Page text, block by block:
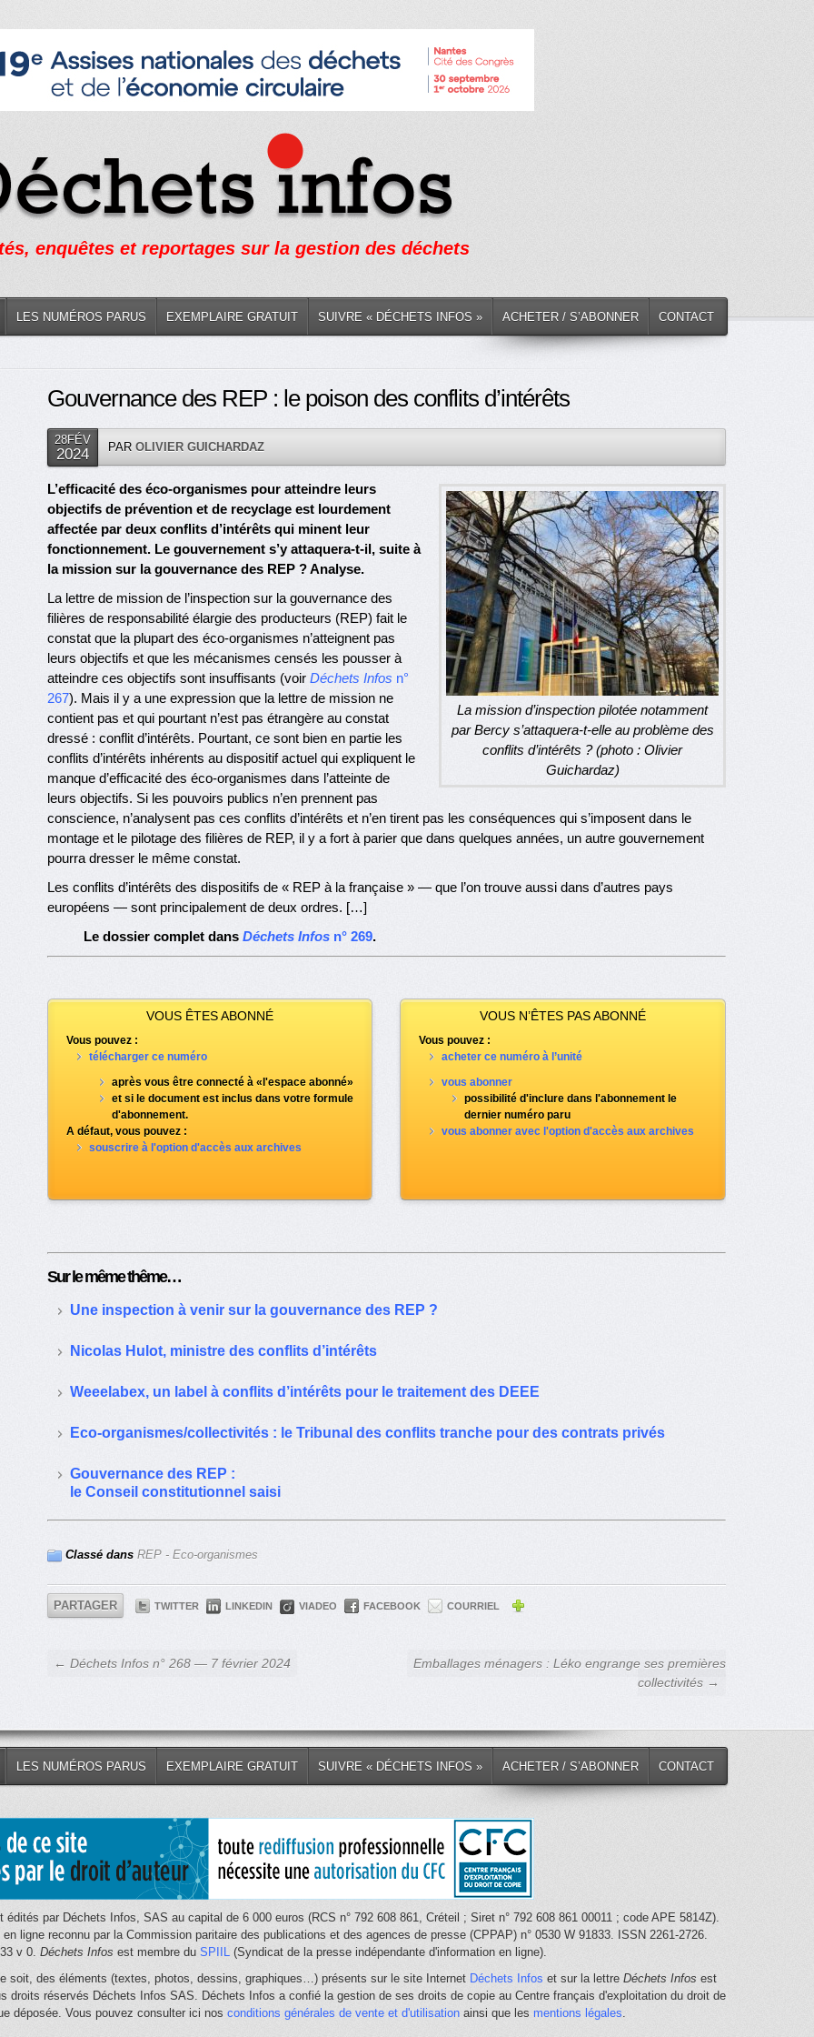
enquêtes et reportages sur la gestion des déchets
LES NUMÉROS PARUS EXEMPLAIRE GRATUIT SUIVRE « DÉCHETS INFOS » ACHETER / S’ABONNER CONTACT
Gouvernance des REP : le poison des conflits d’intérêts
28FÉV
2024 PAR OLIVIER GUICHARDAZ
La mission d’inspection pilotée notamment
par Bercy s’attaquera-t-elle au problème des
conflits d’intérêts ? (photo : Olivier
Guichardaz)
L’efficacité des éco-organismes pour atteindre leurs
objectifs de prévention et de recyclage est lourdement
affectée par deux conflits d’intérêts qui minent leur
fonctionnement. Le gouvernement s’y attaquera-t-il, suite à
la mission sur la gouvernance des REP ? Analyse.
La lettre de mission de l’inspection sur la gouvernance des
filières de responsabilité élargie des producteurs (REP) fait le
constat que la plupart des éco-organismes n’atteignent pas
leurs objectifs et que les mécanismes censés les pousser à
atteindre ces objectifs sont insuffisants (voir Déchets Infos n°
267). Mais il y a une expression que la lettre de mission ne
contient pas et qui pourtant n’est pas étrangère au constat
dressé : conflit d’intérêts. Pourtant, ce sont bien en partie les
conflits d’intérêts inhérents au dispositif actuel qui expliquent le
manque d’efficacité des éco-organismes dans l’atteinte de
leurs objectifs. Si les pouvoirs publics n’en prennent pas
conscience, n’analysent pas ces conflits d’intérêts et n’en tirent pas les conséquences qui s’imposent dans le
montage et le pilotage des filières de REP, il y a fort à parier que dans quelques années, un autre gouvernement
pourra dresser le même constat.
Les conflits d’intérêts des dispositifs de « REP à la française » — que l’on trouve aussi dans d’autres pays
européens — sont principalement de deux ordres. […]
Le dossier complet dans Déchets Infosn° 269.
VOUS ÊTES ABONNÉ
Vous pouvez :
télécharger ce numéro
après vous être connecté à «l'espace abonné»
et si le document est inclus dans votre formule
d'abonnement.
A défaut, vous pouvez :
souscrire à l'option d'accès aux archives
VOUS N’ÊTES PAS ABONNÉ
Vous pouvez :
acheter ce numéro à l’unité
vous abonner
possibilité d'inclure dans l'abonnement le
dernier numéro paru
vous abonner avec l'option d'accès aux archives
Sur le même thême…
Une inspection à venir sur la gouvernance des REP ?
Nicolas Hulot, ministre des conflits d’intérêts
Weeelabex, un label à conflits d’intérêts pour le traitement des DEEE
Eco-organismes/collectivités : le Tribunal des conflits tranche pour des contrats privés
Gouvernance des REP :
le Conseil constitutionnel saisi
Classé dans REP - Eco-organismes
PARTAGER TWITTER LINKEDIN VIADEO FACEBOOK COURRIEL
← Déchets Infos n° 268 — 7 février 2024
Emballages ménagers : Léko engrange ses premières
collectivités →
LES NUMÉROS PARUS EXEMPLAIRE GRATUIT SUIVRE « DÉCHETS INFOS » ACHETER / S’ABONNER CONTACT
édités par Déchets Infos, SAS au capital de 6 000 euros (RCS n° 792 608 861, Créteil ; Siret n° 792 608 861 00011 ; code APE 5814Z).
ligne reconnu par la Commission paritaire des publications et des agences de presse (CPPAP) n° 0530 W 91833. ISSN 2261-2726.
v 0. Déchets Infos est membre du SPIIL(Syndicat de la presse indépendante d'information en ligne).
soit, des éléments (textes, photos, dessins, graphiques…) présents sur le site Internet Déchets Infos et sur la lettre Déchets Infos est
droits réservés Déchets Infos SAS. Déchets Infos a confié la gestion de ses droits de copie au Centre français d'exploitation du droit de
déposée. Vous pouvez consulter ici nos conditions générales de vente et d'utilisation ainsi que les mentions légales.